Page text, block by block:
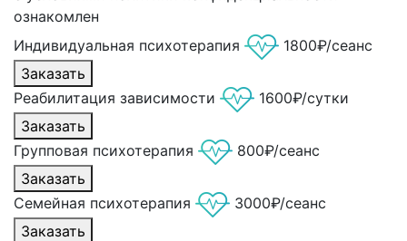
ознакомлен
Индивидуальная психотерапия
1800₽/сеанс
Заказать
Реабилитация зависимости
1600₽/сутки
Заказать
Групповая психотерапия
800₽/сеанс
Заказать
Семейная психотерапия
3000₽/сеанс
Заказать